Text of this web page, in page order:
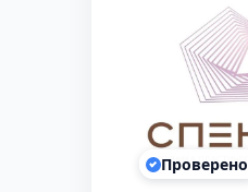
Проверено